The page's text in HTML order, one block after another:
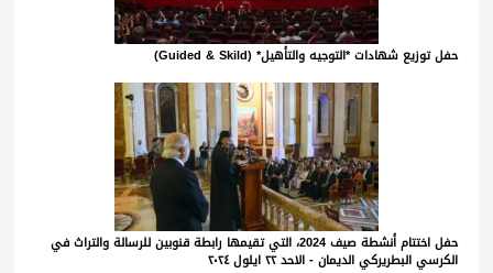
حفل توزيع شهادات *التوجيه والتأهيل* (Guided & Skild)
حفل اختتام أنشطة صيف 2024، التي تقيمها رابطة قنوبين للرسالة والتراث في
الكرسي البطريركي الديمان - الاحد ٢٢ ايلول ٢٠٢٤